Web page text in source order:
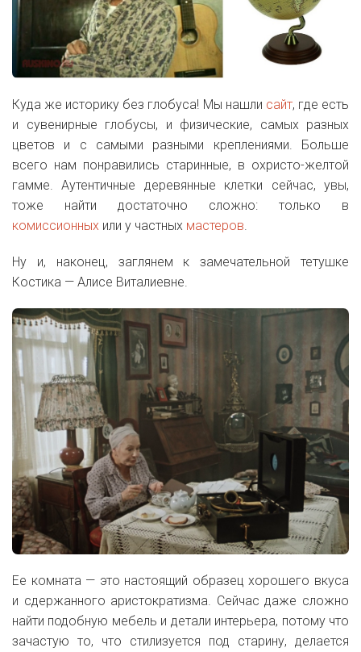
Куда же историку без глобуса! Мы нашли сайт, где есть
и сувенирные глобусы, и физические, самых разных
цветов и с самыми разными креплениями. Больше
всего нам понравились старинные, в охристо-желтой
гамме. Аутентичные деревянные клетки сейчас, увы,
тоже найти достаточно сложно: только в
комиссионных или у частных мастеров.
Ну и, наконец, заглянем к замечательной тетушке
Костика — Алисе Виталиевне.
Ее комната — это настоящий образец хорошего вкуса
и сдержанного аристократизма. Сейчас даже сложно
найти подобную мебель и детали интерьера, потому что
зачастую то, что стилизуется под старину, делается